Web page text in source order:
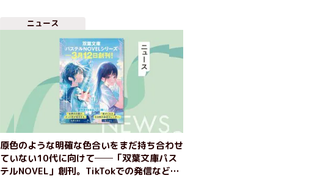
ニュース
原色のような明確な色合いをまだ持ち合わせ
ていない10代に向けて──「双葉文庫パス
テルNOVEL」創刊。TikTokでの発信など体